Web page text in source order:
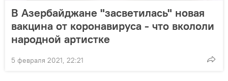
В Азербайджане "засветилась" новая
вакцина от коронавируса - что вкололи
народной артистке
5 февраля 2021, 22:21